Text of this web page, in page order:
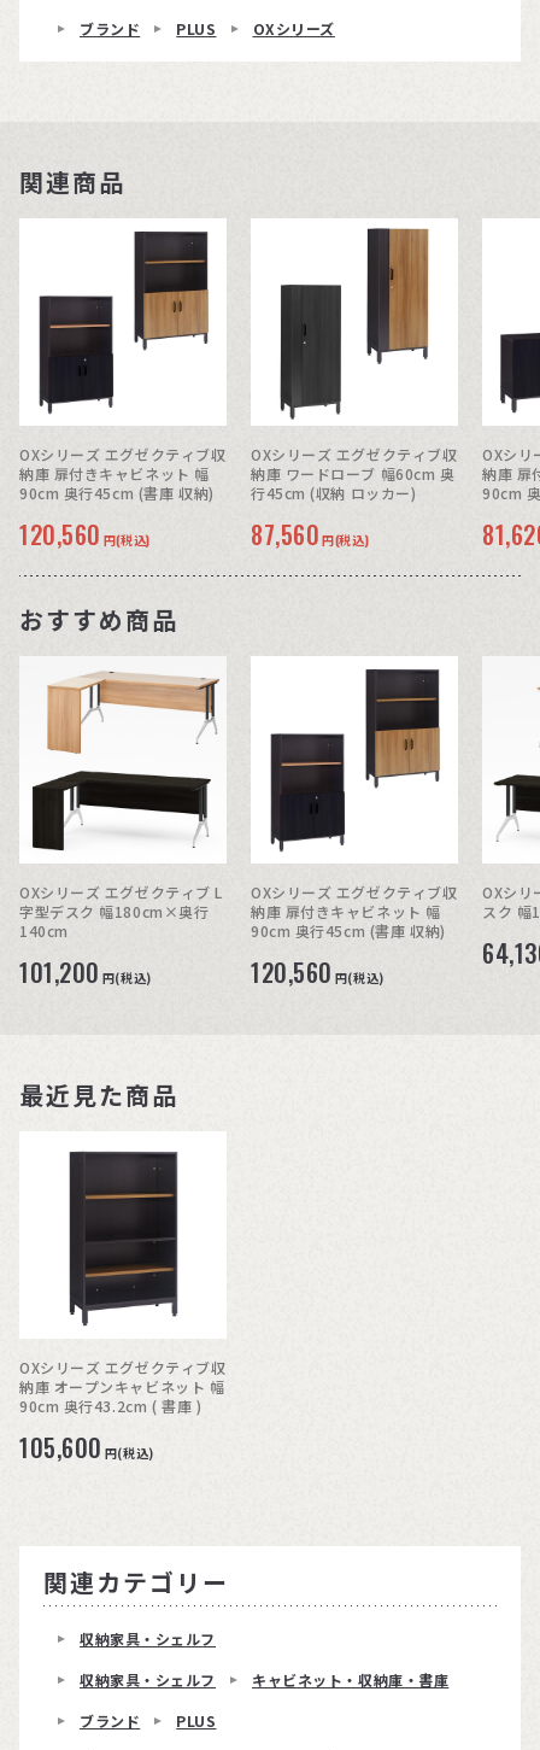
ブランド PLUS OXシリーズ
関連商品
OXシリーズ エグゼクティブ収
納庫 扉付きキャビネット 幅
90cm 奥行45cm (書庫 収納)
120,560 円(税込)
OXシリーズ エグゼクティブ収
納庫 ワードローブ 幅60cm 奥
行45cm (収納 ロッカー)
87,560 円(税込)
OXシリ
納庫 扉
90cm
おすすめ商品
OXシリーズ エグゼクティブ L
字型デスク 幅180cm×奥行
140cm
101,200 円(税込)
OXシリーズ エグゼクティブ収
納庫 扉付きキャビネット 幅
90cm 奥行45cm (書庫 収納)
120,560 円(税込)
OXシリ
スク
最近見た商品
OXシリーズ エグゼクティブ収
納庫 オープンキャビネット 幅
90cm 奥行43.2cm ( 書庫 )
105,600 円(税込)
関連カテゴリー
収納家具・シェルフ
収納家具・シェルフ
キャビネット・収納庫・書庫
ブランド
PLUS